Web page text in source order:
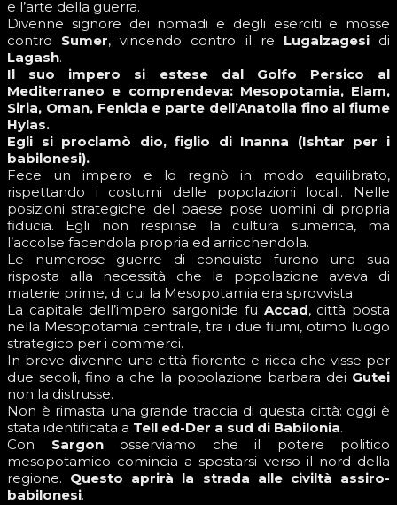
e l’arte della guerra.
Divenne signore dei nomadi e degli eserciti e mosse
contro Sumer, vincendo contro il re Lugalzagesidi
Lagash.
Il suo impero si estese dal Golfo Persico al
Mediterraneo e comprendeva: Mesopotamia, Elam,
Siria, Oman, Fenicia e parte dell’Anatolia fino al fiume
Hylas.
Egli si proclamò dio, figlio di Inanna (Ishtar per i
babilonesi).
Fece un impero e lo regnò in modo equilibrato,
rispettando i costumi delle popolazioni locali. Nelle
posizioni strategiche del paese pose uomini di propria
fiducia. Egli non respinse la cultura sumerica, ma
l’accolse facendola propria ed arricchendola.
Le numerose guerre di conquista furono una sua
risposta alla necessità che la popolazione aveva di
materie prime, di cui la Mesopotamia era sprovvista.
La capitale dell’impero sargonide fu Accad, città posta
nella Mesopotamia centrale, tra i due fiumi, otimo luogo
strategico per i commerci.
In breve divenne una città fiorente e ricca che visse per
due secoli, fino a che la popolazione barbara dei Gutei
non la distrusse.
Non è rimasta una grande traccia di questa città: oggi è
stata identificata a Tell ed-Der a sud di Babilonia.
Con Sargonosserviamo che il potere politico
mesopotamico comincia a spostarsi verso il nord della
regione. Questo aprirà la strada alle civiltà assiro-
babilonesi.